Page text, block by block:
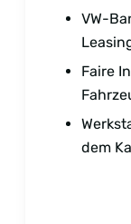
VW-
Faire
dem